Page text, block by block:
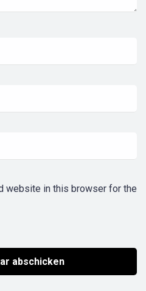
website in this browser for the